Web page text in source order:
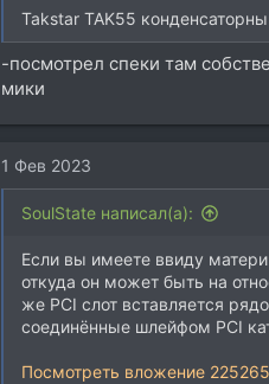
Takstar TAK55
-посмотрел спеки там
мики
1 Фев 2023
SoulState написал(а):
Если вы имеете ввиду
откуда он может быть на
же PCI слот вставляется
соединённые шлейфом PCI
Посмотреть вложение 225265